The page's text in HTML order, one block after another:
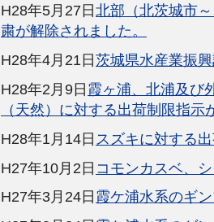
H28年5月27日 北部（北茨城市
粛が解除されました。
H28年4月21日 茨城県水産業振
H28年2月9日 霞ヶ浦、北浦及び
（天然）に対する出荷制限指示
H28年1月14日 スズキに対する
H27年10月2日 コモンカスベ、
H27年3月24日 霞ケ浦水系のギ